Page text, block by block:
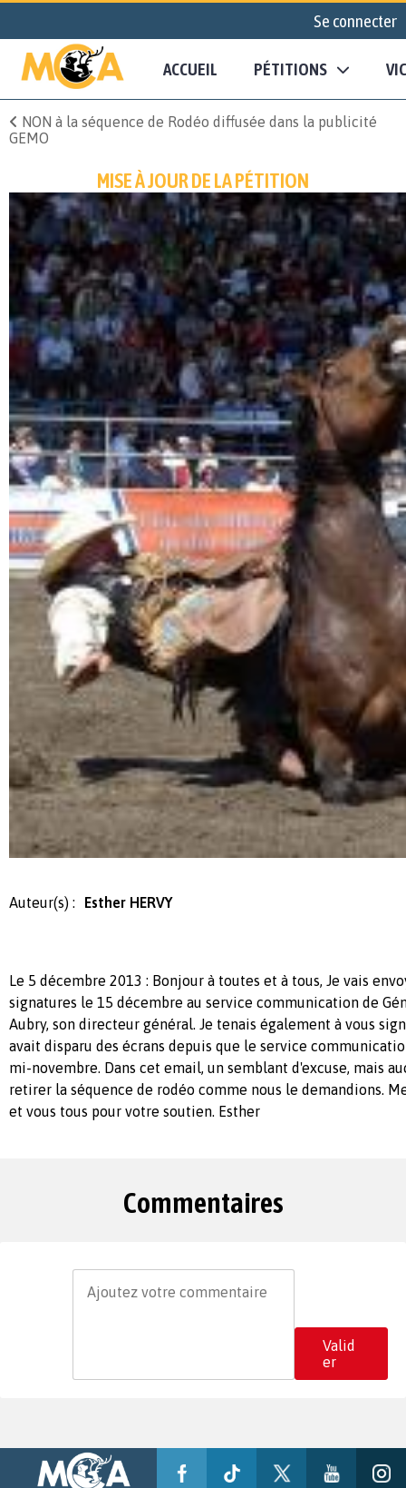
Se connecter
ACCUEIL PÉTITIONS
NON à la séquence de Rodéo diffusée dans la publicité
GEMO
MISE À JOUR DE LA PÉTITION
Auteur(s) : Esther HERVY
Le 5 décembre 2013 : Bonjour à toutes et à tous, Je vais
signatures le 15 décembre au service communication de
Aubry, son directeur général. Je tenais également à vous
avait disparu des écrans depuis que le service
mi-novembre. Dans cet email, un semblant d'excuse, mais
retirer la séquence de rodéo comme nous le demandions.
et vous tous pour votre soutien. Esther
Commentaires
Valid
er